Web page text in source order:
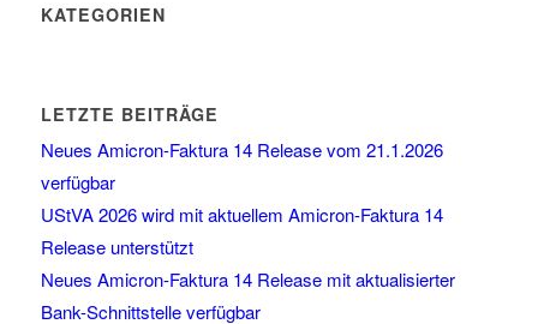
KATEGORIEN
LETZTE BEITRÄGE
Neues Amicron-Faktura 14 Release vom 21.1.2026
verfügbar
UStVA 2026 wird mit aktuellem Amicron-Faktura 14
Release unterstützt
Neues Amicron-Faktura 14 Release mit aktualisierter
Bank-Schnittstelle verfügbar